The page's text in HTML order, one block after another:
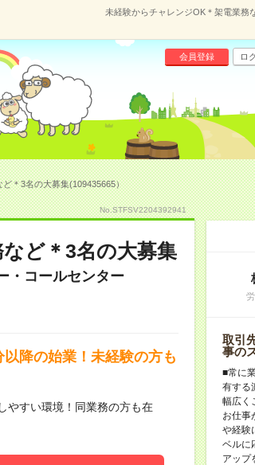
未経験からチャレンジOK＊架電業務
会員登録 ロ
＊3名の大募集(109435665）
No.STFSV2204392941
ど＊3名の大募集
・コールセンター
以降の始業！未経験の方も
やすい環境！同業務の方も在
取引
事の
■常に
有する
幅広く
お仕事
や経験
ベルに
アップ